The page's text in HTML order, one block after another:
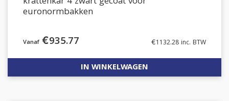
euronormbakken
€935.77 €1132.28 inc. BTW
IN WINKELWAGEN